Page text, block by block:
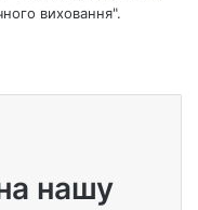
виховання".
нашу